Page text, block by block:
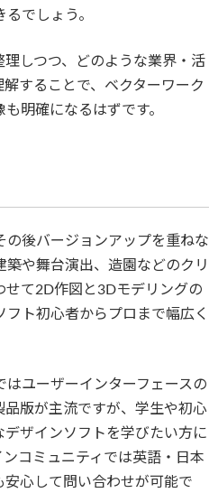
でしょう。
しつつ、どのような業界・活
することで、ベクターワーク
明確になるはずです。
後バージョンアップを重ねな
や舞台演出、造園などのクリ
せて2D作図と3Dモデリングの
ト初心者からプロまで幅広く
ユーザーインターフェースの
版が主流ですが、学生や初心
ザインソフトを学びたい方に
コミュニティでは英語・日本
心して問い合わせが可能で